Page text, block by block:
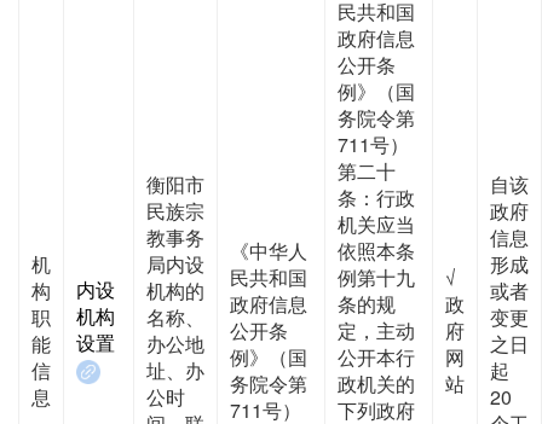
机
构
职
能
信
息
内设
机构
设置
衡阳市
民族宗
教事务
局内设
机构的
名称、
办公地
址、办
公时
《中华人
民共和国
政府信息
公开条
例》（国
务院令第
711号）
民共和国
政府信息
公开条
例》（国
务院令第
711号）
第二十
条：行政
机关应当
依照本条
例第十九
条的规
定，主动
公开本行
政机关的
下列政府
√
政
府
网
站
自该
政府
信息
形成
或者
变更
之日
起
20